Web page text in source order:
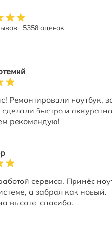
5358 оценок
Ремонтировали ноутбук,
сделали быстро и
рекомендую!
сервиса. Принёс
а забрал как новый.
высоте, спасибо.